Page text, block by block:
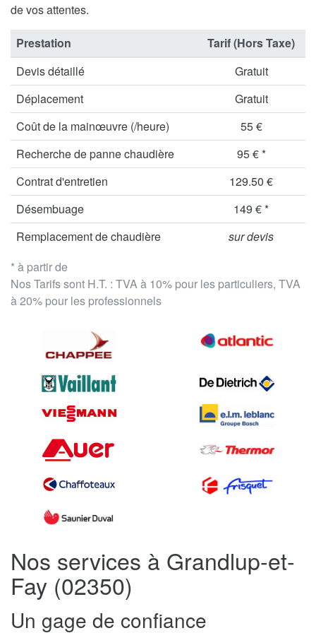
de vos attentes.
* à partir de
Nos Tarifs sont H.T. : TVA à 10% pour les particuliers, TVA
à 20% pour les professionnels
Prestation
Tarif (Hors Taxe)
Devis détaillé
Gratuit
Déplacement
Gratuit
Coût de la mainœuvre (/heure)
55 €
Recherche de panne chaudière
95 € *
Contrat d'entretien
129.50 €
Désembuage
149 € *
Remplacement de chaudière
sur devis
Nos services à Grandlup-et-
Fay (02350)
Un gage de confiance